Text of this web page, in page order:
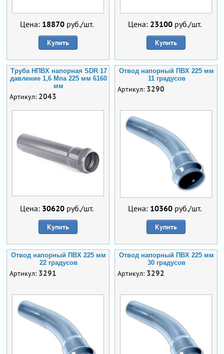
Цена: 18870 руб./шт.
Купить
Цена: 23100 руб./шт.
Купить
Труба НПВХ напорная SDR 17
давление 1,6 Мпа 225 мм 6160
мм
Артикул: 2043
Цена: 30620 руб./шт.
Купить
Отвод напорный ПВХ 225 мм
11 градусов
Артикул: 3290
Цена: 10360 руб./шт.
Купить
Отвод напорный ПВХ 225 мм
22 градусов
Артикул: 3291
Отвод напорный ПВХ 225 мм
30 градусов
Артикул: 3292